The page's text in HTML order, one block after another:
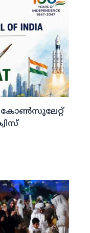
കോണ്‍സുലേറ്റ്